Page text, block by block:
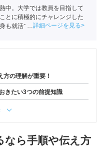
中。大学では教員を目指して
とに積極的にチャレンジした
も就活ではエージェントを利
詳細ページを見る
の理解が重要！
きたい3つの前提知識
なら手順や伝え方